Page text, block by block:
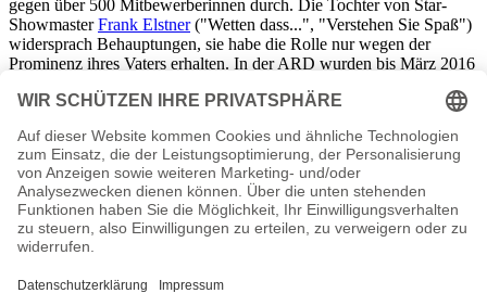
gegen über 500 Mitbewerberinnen durch. Die Tochter von Star-
ShowmasterFrank Elstner("Wetten dass...", "Verstehen Sie Spaß")
widersprach Behauptungen, sie habe die Rolle nur wegen der
Prominenz ihres Vaters erhalten. In der ARD wurden bis März 2016
Enya Elstner ist das jüngste der fünf Kinder des "TV-Urgesteins"
dritte Ehefrau des gebürtigen Österreichers. Die
Nachwuchsschauspielerin hat am Familienwohnort Baden-Baden
das Gymnasium besucht und Ballettunterricht erhalten.
Enya Elstner Seiten, Kurzbio, Familie, verheiratet, Herkunft